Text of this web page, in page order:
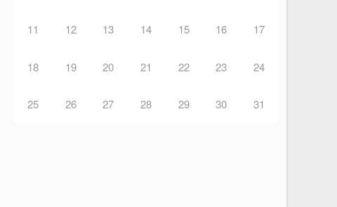
11 12 13 14 15 16 17
18 19 20 21 22 23 24
25 26 27 28 29 30 31